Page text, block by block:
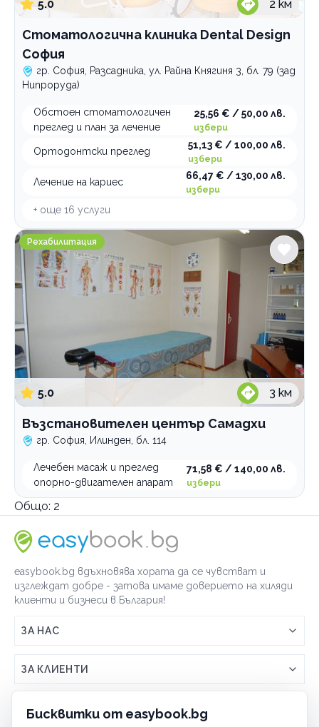
Бисквитки от easybook.bg
5.0 2 км
Стоматологична клиника Dental Design
София
гр. София, Разсадника, ул. Райна Княгиня 3, бл. 79 (зад
Нипроруда)
Обстоен стоматологичен
преглед и план за лечение
25,56 € / 50,00 лв.
избери
Ортодонтски преглед
51,13 € / 100,00 лв.
избери
Лечение на кариес
66,47 € / 130,00 лв.
избери
+ още 16 услуги
Възстановителен център Самадхи
Рехабилитация
5.0 3 км
Възстановителен център Самадхи
гр. София, Илинден, бл. 114
Лечебен масаж и преглед
опорно-двигателен апарат
71,58 € / 140,00 лв.
избери
Общо: 2
easybook.bg вдъхновява хората да се чувстват и
изглеждат добре - затова имаме доверието на хиляди
клиенти и бизнеси в България!
ЗА НАС
Връзка с easybook.bg
Как работи easybook
Често задавани въпроси
ЗА КЛИЕНТИ
ЗА ТЪРГОВЦИ